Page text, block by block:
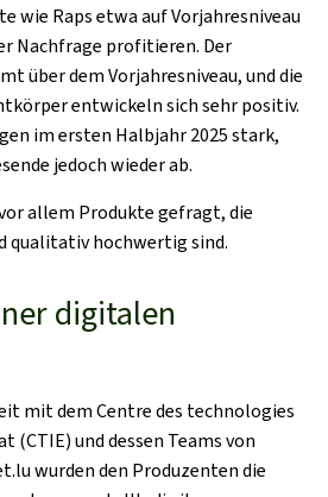
wie Raps etwa auf Vorjahresniveau
Nachfrage profitieren. Der
über dem Vorjahresniveau, und die
entwickeln sich sehr positiv.
im ersten Halbjahr 2025 stark,
jedoch wieder ab.
allem Produkte gefragt, die
qualitativ hochwertig sind.
digitalen
mit dem Centre des technologies
und dessen Teams von
wurden den Produzenten die